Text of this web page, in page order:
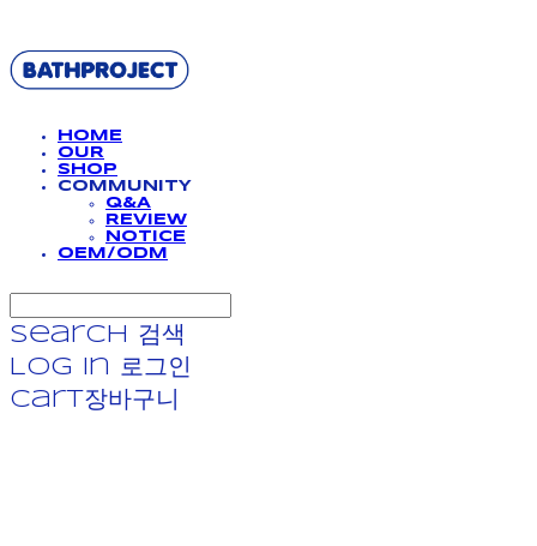
HOME
OUR
SHOP
COMMUNITY
Q&A
REVIEW
NOTICE
OEM/ODM
Search
검색
Log In
로그인
Cart장바구니